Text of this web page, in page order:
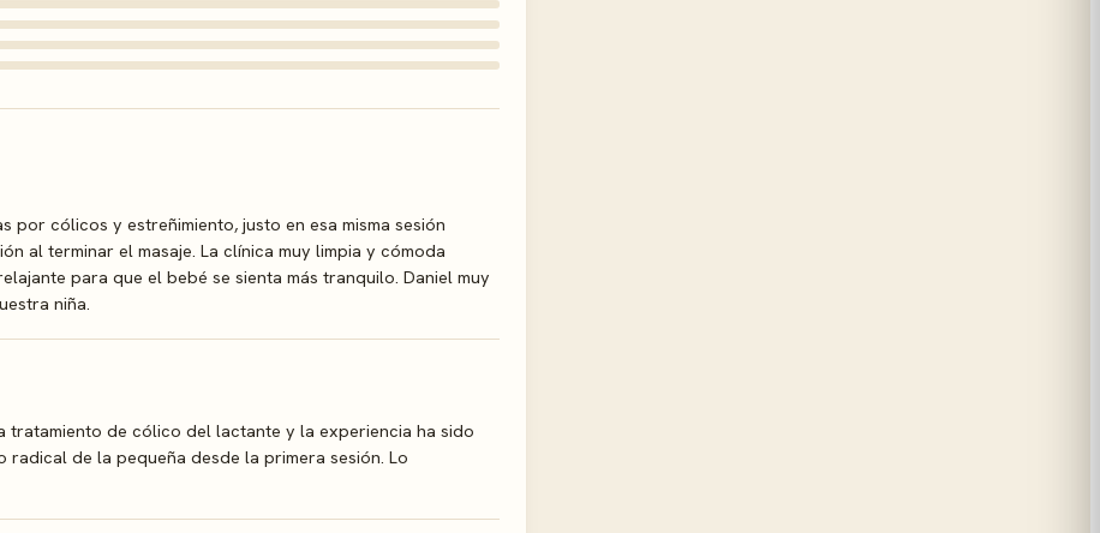
por cólicos y estreñimiento, justo en esa misma sesión
al terminar el masaje. La clínica muy limpia y cómoda
para que el bebé se sienta más tranquilo. Daniel muy
niña.
tratamiento de cólico del lactante y la experiencia ha sido
de la pequeña desde la primera sesión. Lo